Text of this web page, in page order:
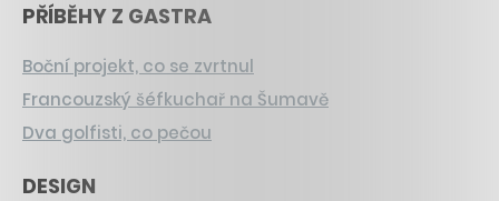
PŘÍBĚHY Z GASTRA
Boční projekt, co se zvrtnul
Francouzský šéfkuchař na Šumavě
Dva golfisti, co pečou
DESIGN